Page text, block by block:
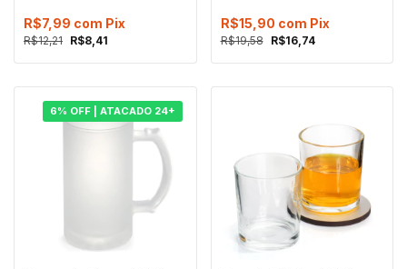
R$12,21 R$8,41
R$7,99 com Pix
R$19,58 R$16,74
R$15,90 com Pix
6% OFF | ATACADO 24+